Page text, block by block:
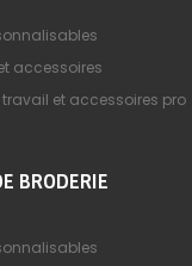
accessoires
et accessoires pro
BRODERIE